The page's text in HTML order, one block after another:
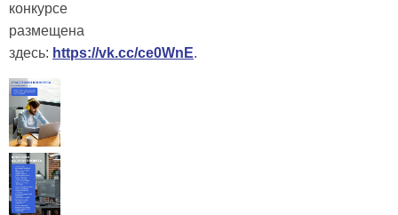
конкурсе
размещена
здесь: https://vk.cc/ce0WnE.